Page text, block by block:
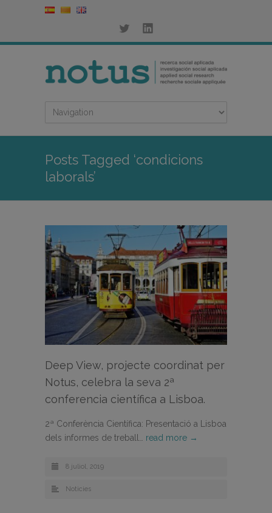
Posts Tagged ‘condicions
laborals’
Deep View, projecte coordinat per
Notus, celebra la seva 2ª
conferencia científica a Lisboa.
2ª Conferència Científica: Presentació a Lisboa
dels informes de treball… read more →
8 juliol, 2019
Noticies